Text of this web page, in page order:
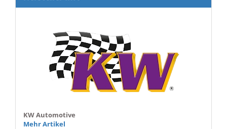
KW Automotive
Mehr Artikel